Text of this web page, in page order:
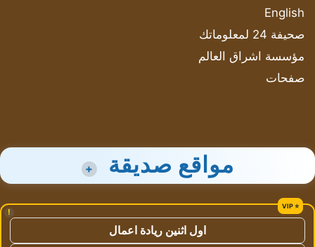
English
صحيفة 24 لمعلوماتك
مؤسسة اشراق العالم
صفحات
مواقع صديقة +
!
اول اثنين ريادة اعمال